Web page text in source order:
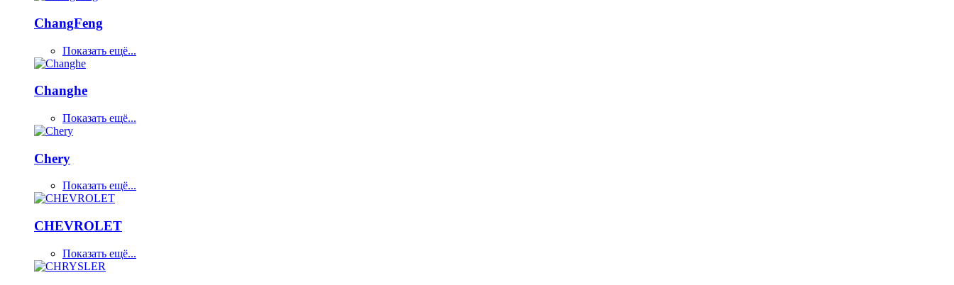
ChangFeng
Показать ещё...
Changhe
Показать ещё...
Chery
Показать ещё...
CHEVROLET
Показать ещё...